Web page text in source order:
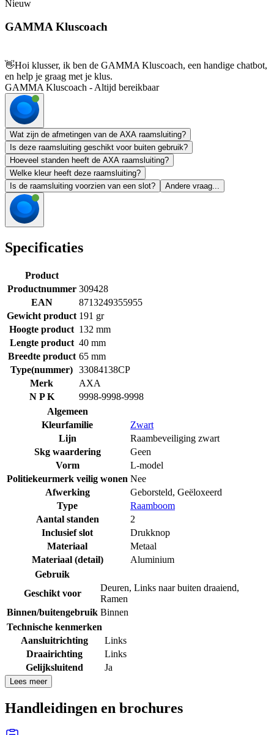
Nieuw
GAMMA Kluscoach
👋Hoi klusser, ik ben de GAMMA Kluscoach, een handige chatbot,
en help je graag met je klus.
GAMMA Kluscoach - Altijd bereikbaar
Wat zijn de afmetingen van de AXA raamsluiting?
Is deze raamsluiting geschikt voor buiten gebruik?
Hoeveel standen heeft de AXA raamsluiting?
Welke kleur heeft deze raamsluiting?
Is de raamsluiting voorzien van een slot?
Andere vraag...
Specificaties
Product
Productnummer 309428
EAN
8713249355955
Gewicht product 191 gr
Hoogte product 132 mm
Lengte product 40 mm
Breedte product 65 mm
Type(nummer) 33084138CP
Merk
AXA
N P K
9998-9998-9998
Algemeen
Kleurfamilie
Zwart
Lijn
Raambeveiliging zwart
Skg waardering
Geen
Vorm
L-model
Politiekeurmerk veilig wonen Nee
Afwerking
Geborsteld, Geëloxeerd
Type
Raamboom
Aantal standen
2
Inclusief slot
Drukknop
Materiaal
Metaal
Materiaal (detail)
Aluminium
Gebruik
Geschikt voor
Deuren, Links naar buiten draaiend,
Ramen
Binnen/buitengebruik Binnen
Technische kenmerken
Aansluitrichting
Links
Draairichting
Links
Gelijksluitend
Ja
Lees meer
Handleidingen en brochures